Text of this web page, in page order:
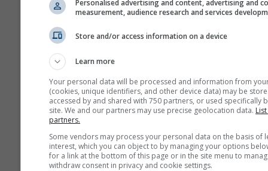
Personalised advertising and content, advertising and
measurement, audience research and services
Store and/or access information on a device
Learn more
Your personal data will be processed and information from
(cookies, unique identifiers, and other device data) may be
accessed by and shared with 750 partners, or used specifically
site. We and our partners may use precise geolocation data.
partners.
Some vendors may process your personal data on the basis of
interest, which you can object to by managing your options
for a link at the bottom of this page or in the site menu to
withdraw consent in privacy and cookie settings.